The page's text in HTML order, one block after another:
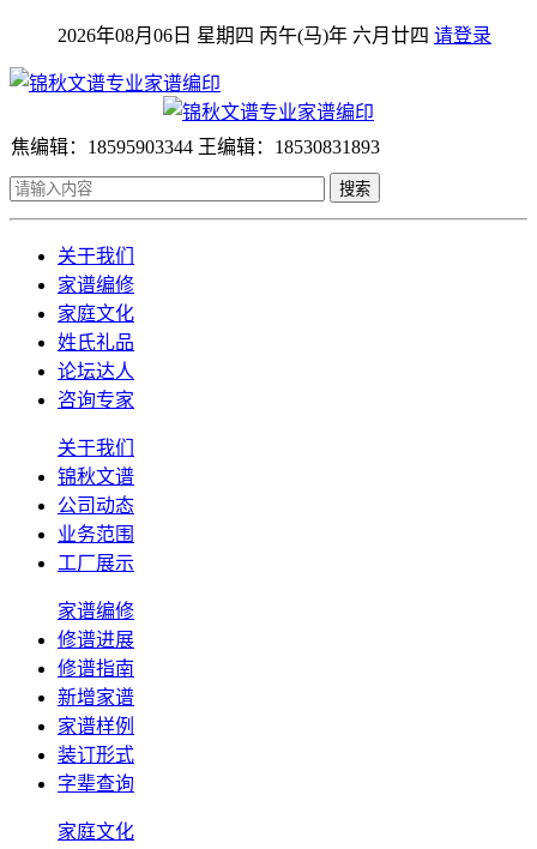
2026年08月06日 星期四 丙午(马)年 六月廿四 请登录
焦编辑：18595903344 王编辑：18530831893
搜索
关于我们
家谱编修
家庭文化
姓氏礼品
论坛达人
咨询专家
关于我们
锦秋文谱
公司动态
业务范围
工厂展示
家谱编修
修谱进展
修谱指南
新增家谱
家谱样例
装订形式
字辈查询
家庭文化